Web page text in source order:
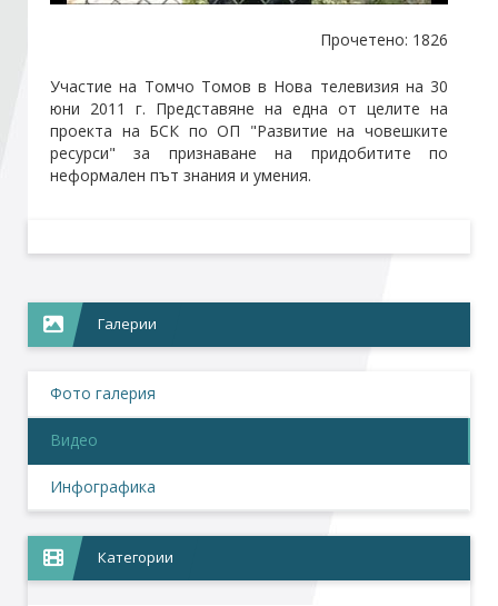
Абонирайте се!
Прочетено: 1826
Участие на Томчо Томов в Нова телевизия на 30
юни 2011 г. Представяне на една от целите на
проекта на БСК по ОП "Развитие на човешките
ресурси" за признаване на придобитите по
неформален път знания и умения.
Галерии
Фото галерия
Видео
Инфографика
Категории